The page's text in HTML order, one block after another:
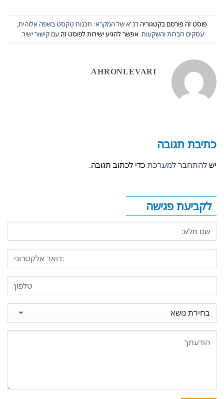
פוסט זה פורסם בקטגוריה דנ"א של המקרא: תכנות טקסט בשפה אלוהית,
עסקים חברות והשקעות. אפשר להגיע ישירות לפוסט זהעם קישור ישיר.
AHRONLEVARI
כתיבת תגובה
ישלהתחבר למערכת כדי לכתוב תגובה.
לקביעת פגישה